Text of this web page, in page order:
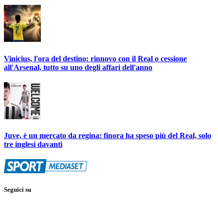
Vinicius, l'ora del destino: rinnovo con il Real o cessione
all'Arsenal, tutto su uno degli affari dell'anno
Juve, è un mercato da regina: finora ha speso più del Real, solo
tre inglesi davanti
Seguici su